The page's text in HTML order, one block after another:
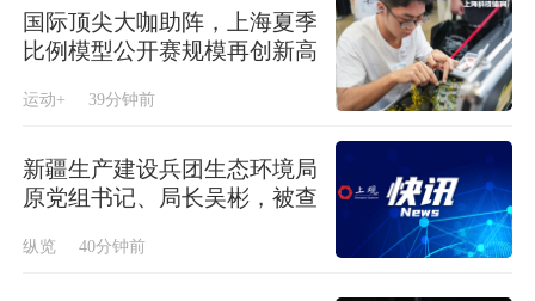
国际顶尖大咖助阵，上海夏季
比例模型公开赛规模再创新高
运动+ 39分钟前
新疆生产建设兵团生态环境局
原党组书记、局长吴彬，被查
纵览 40分钟前